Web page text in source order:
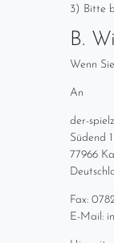
3) Bitte
B.
Wenn
An
der-
Südend 1
77966
Fax:
E-Mail: